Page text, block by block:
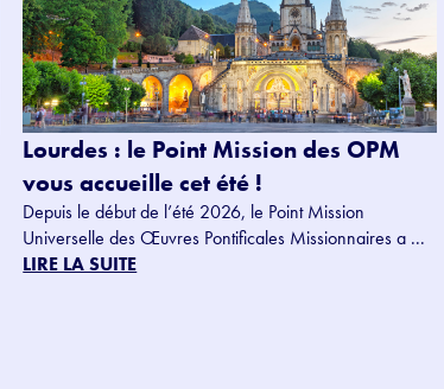
Lourdes : le Point Mission des OPM
vous accueille cet été !
Depuis le début de l’été 2026, le Point Mission
Universelle des Œuvres Pontificales Missionnaires a ...
LIRE LA SUITE